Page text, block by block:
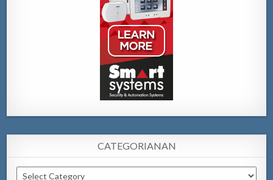
CATEGORIANAN
Categorianan